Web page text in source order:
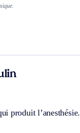
produit l’anesthésie.